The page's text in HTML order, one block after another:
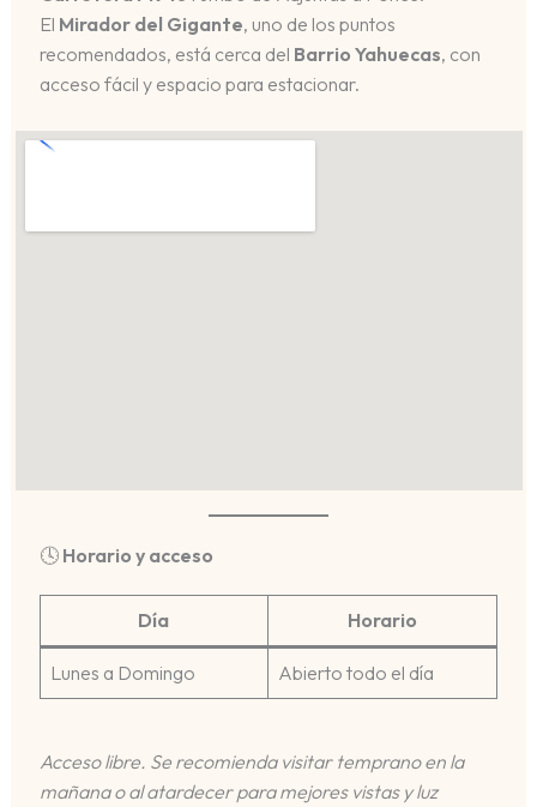
El Mirador del Gigante, uno de los puntos
recomendados, está cerca del Barrio Yahuecas, con
acceso fácil y espacio para estacionar.
🕓 Horario y acceso
Día Horario
Lunes a Domingo Abierto todo el día
Acceso libre. Se recomienda visitar temprano en la
mañana o al atardecer para mejores vistas y luz